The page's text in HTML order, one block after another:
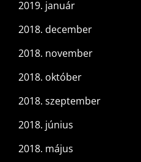
2019. január
2018. december
2018. november
2018. október
2018. szeptember
2018. június
2018. május